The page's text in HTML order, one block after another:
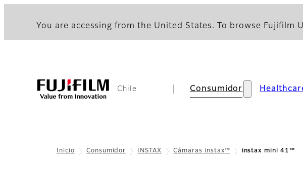
You are accessing from the United States. To browse Fujifilm
Chile Consumidor
Inicio Consumidor INSTAX Cámaras instax™ instax mini 41™